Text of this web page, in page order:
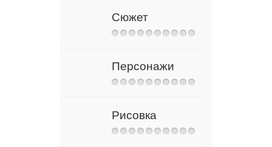
Сюжет
Персонажи
Рисовка